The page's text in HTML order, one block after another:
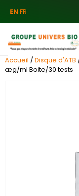
ENFR
Accueil /Disque d'ATB
æg/ml Boite/30 tests